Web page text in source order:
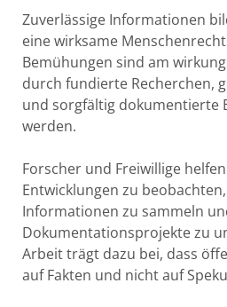
Zuverlässige Informationen
eine wirksame
Bemühungen sind am
durch fundierte Recherchen,
und sorgfältig dokumentierte
werden.
Forscher und Freiwillige
Entwicklungen zu
Informationen zu sammeln
Dokumentationsprojekte zu
Arbeit trägt dazu bei, dass
auf Fakten und nicht auf